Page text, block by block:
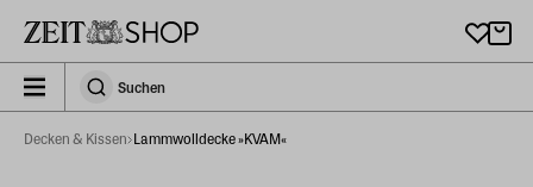
zeit_storefront.components.search.collapsed
SuchenSuchen
Decken & Kissen Lammwolldecke »KVAM«